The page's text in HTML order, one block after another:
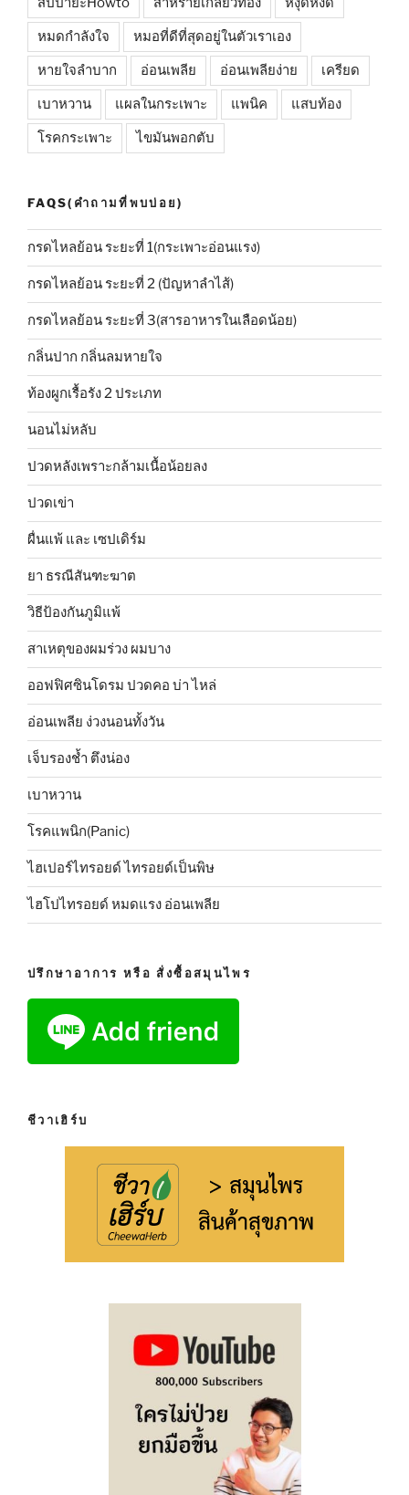
หมดกำลังใจ หมอที่ดีที่สุดอยู่ในตัวเราเอง
หายใจลำบาก อ่อนเพลีย อ่อนเพลียง่าย เครียด
เบาหวาน แผลในกระเพาะ แพนิค แสบท้อง
โรคกระเพาะ ไขมันพอกตับ
FAQS(คำถามที่พบบ่อย)
กรดไหลย้อน ระยะที่ 1(กระเพาะอ่อนแรง)
กรดไหลย้อน ระยะที่ 2 (ปัญหาลำไส้)
กรดไหลย้อน ระยะที่ 3(สารอาหารในเลือดน้อย)
กลิ่นปาก กลิ่นลมหายใจ
ท้องผูกเรื้อรัง 2 ประเภท
นอนไม่หลับ
ปวดหลังเพราะกล้ามเนื้อน้อยลง
ปวดเข่า
ผื่นแพ้ และ เซปเดิร์ม
ยา ธรณีสันฑะฆาต
วิธีป้องกันภูมิแพ้
สาเหตุของผมร่วง ผมบาง
ออฟฟิศซินโดรม ปวดคอ บ่า ไหล่
อ่อนเพลีย ง่วงนอนทั้งวัน
เจ็บรองช้ำ ตึงน่อง
เบาหวาน
โรคแพนิก(Panic)
ไฮเปอร์ไทรอยด์ ไทรอยด์เป็นพิษ
ไฮโปไทรอยด์ หมดแรง อ่อนเพลีย
ปรึกษาอาการ หรือ สั่งซื้อสมุนไพร
ชีวาเฮิร์บ